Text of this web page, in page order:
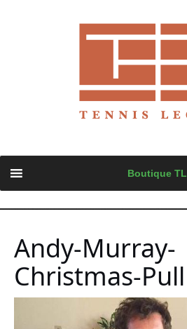
content
Boutique TL
Andy-Murray-
Christmas-Pull